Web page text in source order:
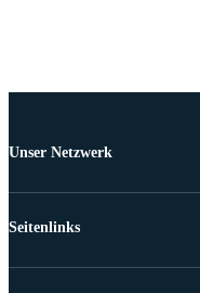
Unser Netzwerk
Seitenlinks